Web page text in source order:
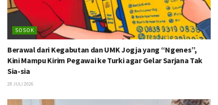
SOSOK
Berawal dari Kegabutan dan UMK Jogja yang “Ngenes”,
Kini Mampu Kirim Pegawai ke Turki agar Gelar Sarjana Tak
Sia-sia
28 JULI 2026